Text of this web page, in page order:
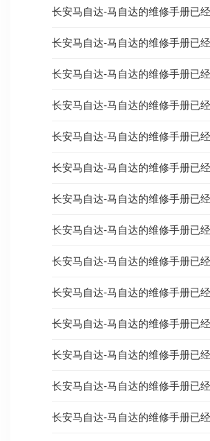
长安马自达-马自达的维修手册已
长安马自达-马自达的维修手册已
长安马自达-马自达的维修手册已
长安马自达-马自达的维修手册已
长安马自达-马自达的维修手册已
长安马自达-马自达的维修手册已
长安马自达-马自达的维修手册已
长安马自达-马自达的维修手册已
长安马自达-马自达的维修手册已
长安马自达-马自达的维修手册已
长安马自达-马自达的维修手册已
长安马自达-马自达的维修手册已
长安马自达-马自达的维修手册已
长安马自达-马自达的维修手册已